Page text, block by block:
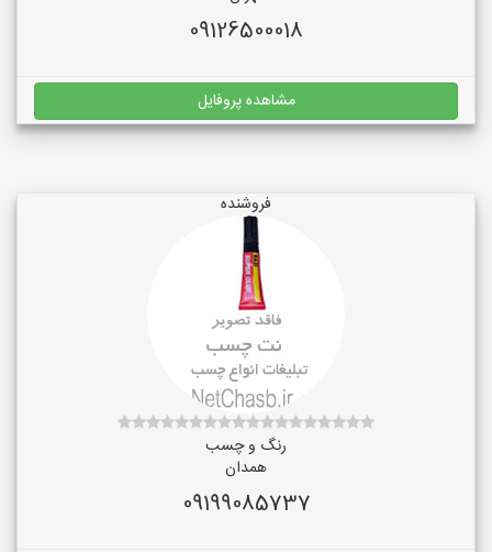
09126500018
مشاهده پروفایل
فروشنده
رنگ و چسب
همدان
09199085737